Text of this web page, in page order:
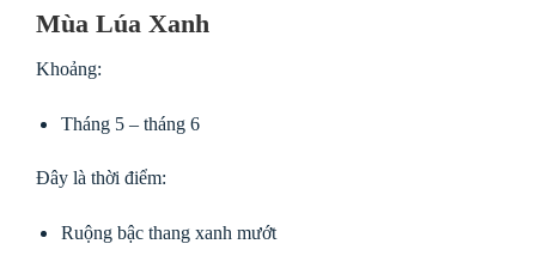
Mùa Lúa Xanh
Khoảng:
Tháng 5 – tháng 6
Đây là thời điểm:
Ruộng bậc thang xanh mướt